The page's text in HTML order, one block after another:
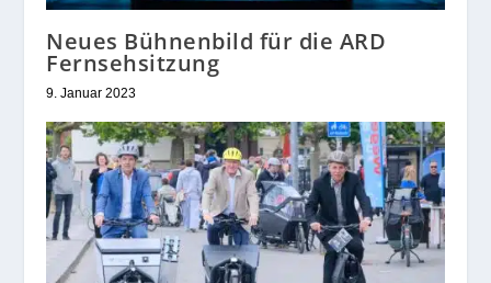
Neues Bühnenbild für die ARD
Fernsehsitzung
9. Januar 2023